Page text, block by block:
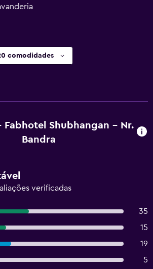
comodidades
Fabhotel Shubhangan - Nr.
Bandra
verificadas
35
15
19
5